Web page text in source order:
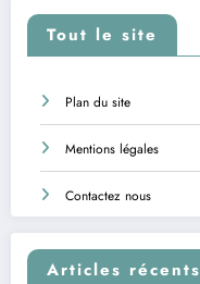
Tout le site
Plan du site
Mentions légales
Contactez nous
Articles récents